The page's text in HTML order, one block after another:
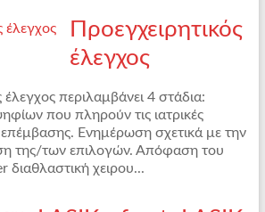
Προεγχειρητικός
έλεγχος
περιλαμβάνει 4 στάδια:
που πληρούν τις ιατρικές
Ενημέρωση σχετικά με την
της/των επιλογών. Απόφαση του
χειρου...